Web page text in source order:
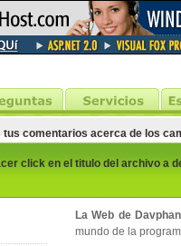
comentarios acerca de los
click en el titulo del archivo a
La Web de
mundo de la